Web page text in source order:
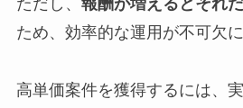
ため、効率的な運用が不可欠に
高単価案件を獲得するには、